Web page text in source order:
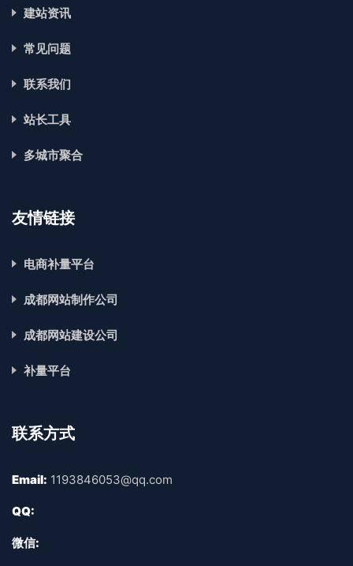
建站资讯
常见问题
联系我们
站长工具
多城市聚合
友情链接
电商补量平台
成都网站制作公司
成都网站建设公司
补量平台
联系方式
Email: 1193846053@qq.com
QQ:
微信: